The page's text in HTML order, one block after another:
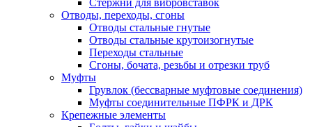
Стержни для вибровставок
Отводы, переходы, сгоны
Отводы стальные гнутые
Отводы стальные крутоизогнутые
Переходы стальные
Сгоны, бочата, резьбы и отрезки труб
Муфты
Грувлок (бессварные муфтовые соединения)
Муфты соединительные ПФРК и ДРК
Крепежные элементы